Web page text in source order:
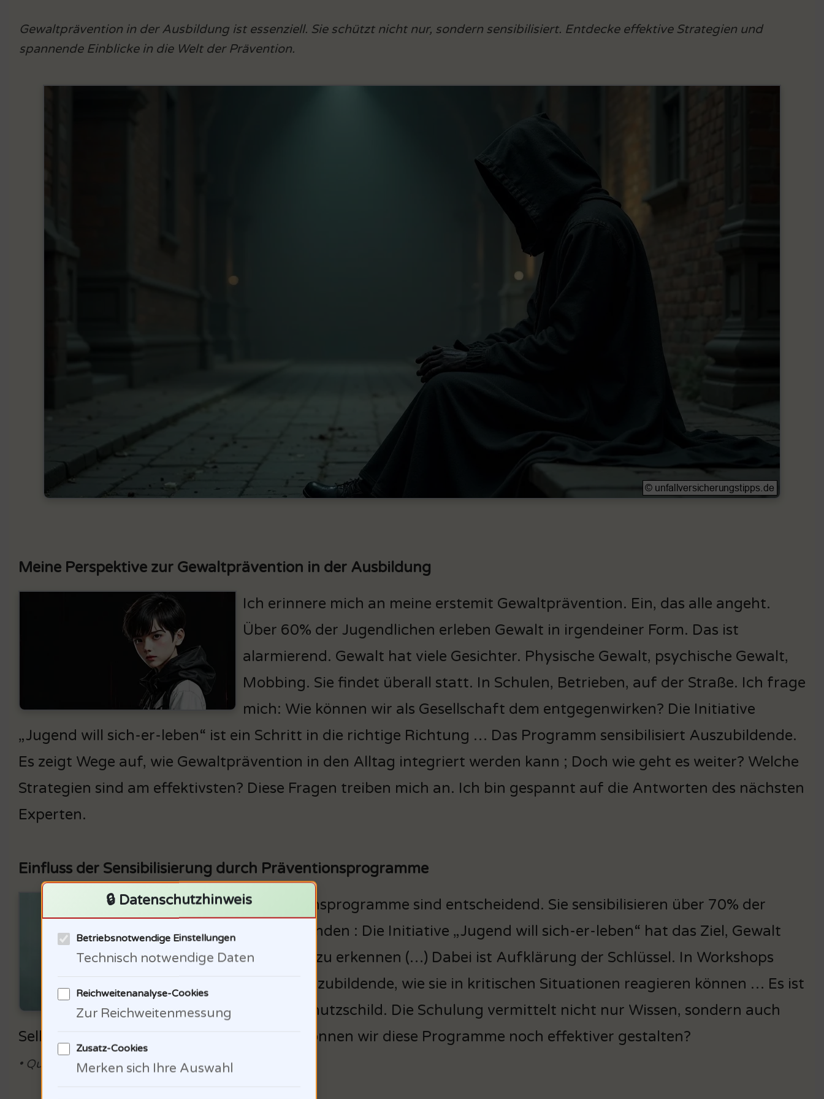
Gewaltprävention in der Ausbildung ist essenziell. Sie schützt nicht nur, sondern sensibilisiert. Entdecke effektive Strategien und
spannende Einblicke in die Welt der Prävention.
Meine Perspektive zur Gewaltprävention in der Ausbildung
Ich erinnere mich an meine erstemit Gewaltprävention. Ein, das alle angeht.
Über 60% der Jugendlichen erleben Gewalt in irgendeiner Form. Das ist
alarmierend. Gewalt hat viele Gesichter. Physische Gewalt, psychische Gewalt,
Mobbing. Sie findet überall statt. In Schulen, Betrieben, auf der Straße. Ich frage
mich: Wie können wir als Gesellschaft dem entgegenwirken? Die Initiative
„Jugend will sich-er-leben“ ist ein Schritt in die richtige Richtung … Das Programm sensibilisiert Auszubildende.
Es zeigt Wege auf, wie Gewaltprävention in den Alltag integriert werden kann ; Doch wie geht es weiter? Welche
Strategien sind am effektivsten? Diese Fragen treiben mich an. Ich bin gespannt auf die Antworten des nächsten
Experten.
Einfluss der Sensibilisierung durch Präventionsprogramme
Präventionsprogramme sind entscheidend. Sie sensibilisieren über 70% der
Teilnehmenden : Die Initiative „Jugend will sich-er-leben“ hat das Ziel, Gewalt
frühzeitig zu erkennen (…) Dabei ist Aufklärung der Schlüssel. In Workshops
lernen Auszubildende, wie sie in kritischen Situationen reagieren können … Es ist
wie ein Schutzschild. Die Schulung vermittelt nicht nur Wissen, sondern auch
Selbstbewusstsein. Die Frage bleibt: Wie können wir diese Programme noch effektiver gestalten?
• Quelle: DGUV, Gewaltprävention in der, S. 2
🔒 Datenschutzhinweis
Betriebsnotwendige Einstellungen
Technisch notwendige Daten
Reichweitenanalyse-Cookies
Zur Reichweitenmessung
Zusatz-Cookies
Merken sich Ihre Auswahl